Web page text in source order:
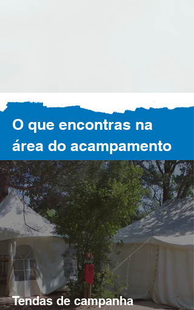
O que encontras na
área do acampamento
Tendas de campanha